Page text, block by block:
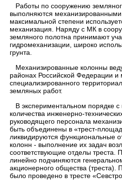
Работы по соору­жению
выполняются
максимальной степени
механизация. Наряду с МК в
земляного полотна принимают
гидромеханизации, широко
грунта.
Механизированные колонны
районах Российской Федерации и
специализиро­ванного
земляных работ.
В экспериментальном порядке
количества ин­женерно-
руководящего персонала
быть объединены в «трест-
ликвидируются функциональные
колонн - выполнение их задач
соответствующие отделы треста.
линейно подчиняются
акционерного общества (треста).
было проведено в тресте